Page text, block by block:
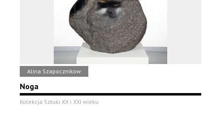
Alina Szapocznikow
Noga
Kolekcja Sztuki XX i XXI wieku